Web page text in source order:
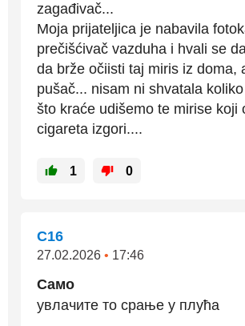
zagađivač...
Moja prijateljica je nabavila
prečišćivač vazduha i hvali se
da brže očiisti taj miris iz doma,
pušač... nisam ni shvatala
što kraće udišemo te mirise koji
cigareta izgori....
1 0
C16
27.02.2026 • 17:46
Само
увлачите то срање у плућа